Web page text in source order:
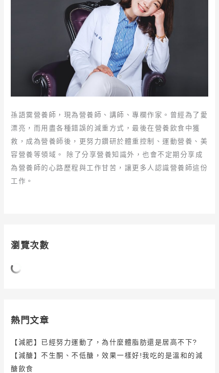
孫語霙營養師，現為營養師、講師、專欄作家。曾經為了愛
漂亮，而用盡各種錯誤的減重方式，最後在營養飲食中獲
救，成為營養師後，更努力鑽研於體重控制、運動營養、美
容營養等領域。 除了分享營養知識外，也會不定期分享成
為營養師的心路歷程與工作甘苦，讓更多人認識營養師這份
工作。
瀏覽次數
熱門文章
【減肥】已經努力運動了，為什麼體脂肪還是居高不下?
【減醣】不生酮、不低醣，效果一樣好!我吃的是溫和的減
醣飲食